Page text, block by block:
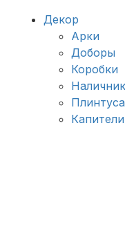
Декор
Арки
Доборы
Коробки
Плинтуса
Капители